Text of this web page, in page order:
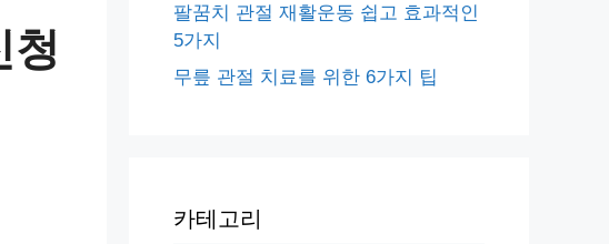
청
팔꿈치 관절 재활운동 쉽고 효과적인
5가지
무릎 관절 치료를 위한 6가지 팁
카테고리